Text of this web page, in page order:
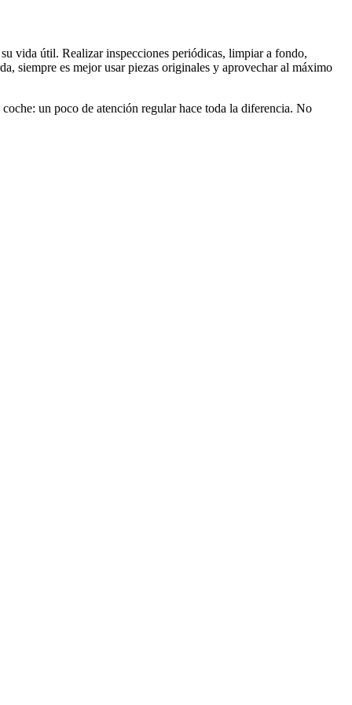
vida útil. Realizar inspecciones periódicas, limpiar a fondo,
siempre es mejor usar piezas originales y aprovechar al máximo
un poco de atención regular hace toda la diferencia. No